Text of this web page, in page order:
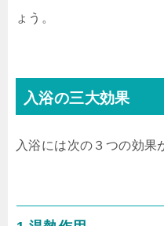
ょう。
入浴の三大効果
入浴には次の３つの効果